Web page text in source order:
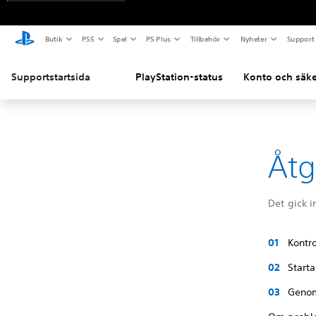
Butik PS5 Spel PS Plus Tillbehör Nyheter Support
Supportstartsida PlayStation-status Konto och
Det gick